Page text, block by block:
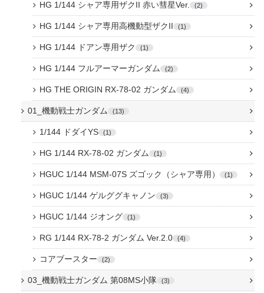
HG 1/144 シャア専用ザクII 赤い彗星Ver. 2
HG 1/144 シャア専用高機動型ザクII 1
HG 1/144 ドアン専用ザク 1
HG 1/144 フルアーマーガンダム 2
HG THE ORIGIN RX-78-02 ガンダム 4
01_機動戦士ガンダム 13
1/144 ドダイYS 1
HG 1/144 RX-78-02 ガンダム 1
HGUC 1/144 MSM-07S ズゴック（シャア専用） 1
HGUC 1/144 ゲルググキャノン 3
HGUC 1/144 ジオング 1
RG 1/144 RX-78-2 ガンダム Ver.2.0 4
コアブースター 2
03_機動戦士ガンダム 第08MS小隊 3